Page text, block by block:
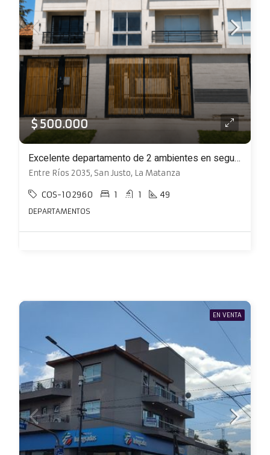
$ 500.000
Excelente departamento de 2 ambientes en segundo piso al frente con balcón
Entre Ríos 2035, San Justo, La Matanza
COS-102960 1 1 49
DEPARTAMENTOS
EN VENTA